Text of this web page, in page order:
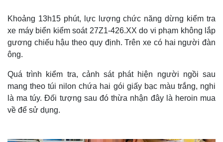
Khoảng 13h15 phút, lực lượng chức năng dừng kiểm tra
xe máy biển kiểm soát 27Z1-426.XX do vi phạm không lắp
gương chiếu hậu theo quy định. Trên xe có hai người đàn
ông.
Quá trình kiểm tra, cảnh sát phát hiện người ngồi sau
mang theo túi nilon chứa hai gói giấy bạc màu trắng, nghi
là ma túy. Đối tượng sau đó thừa nhận đây là heroin mua
về để sử dụng.